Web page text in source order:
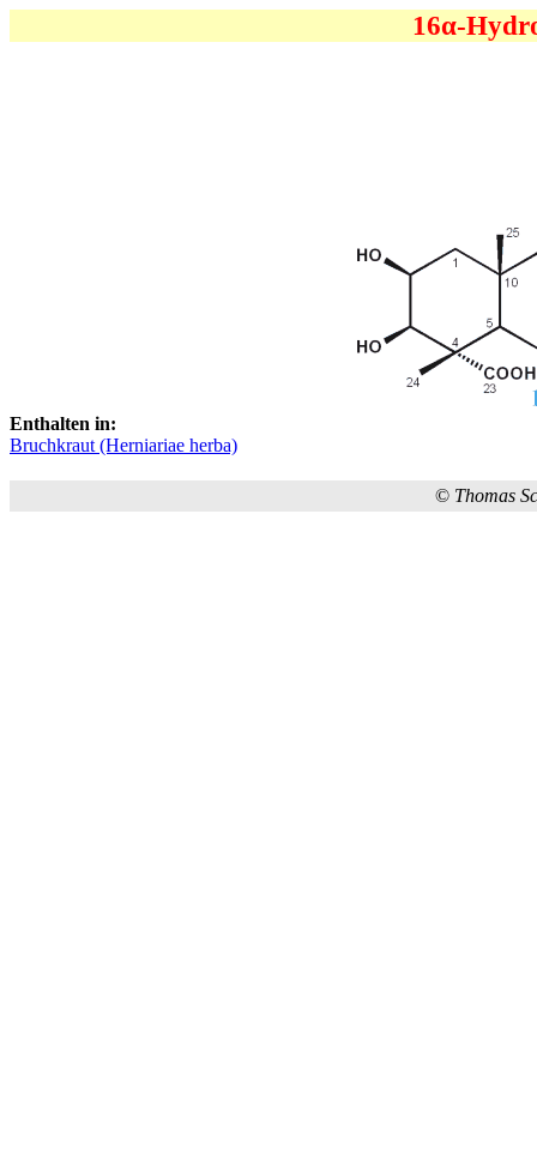
16α-
Enthalten in:
Bruchkraut (Herniariae herba)
© Thomas